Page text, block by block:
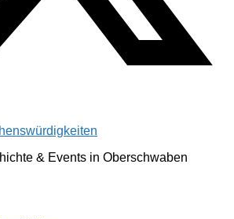
& Events in Oberschwaben